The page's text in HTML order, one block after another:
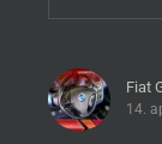
Fiat
14.